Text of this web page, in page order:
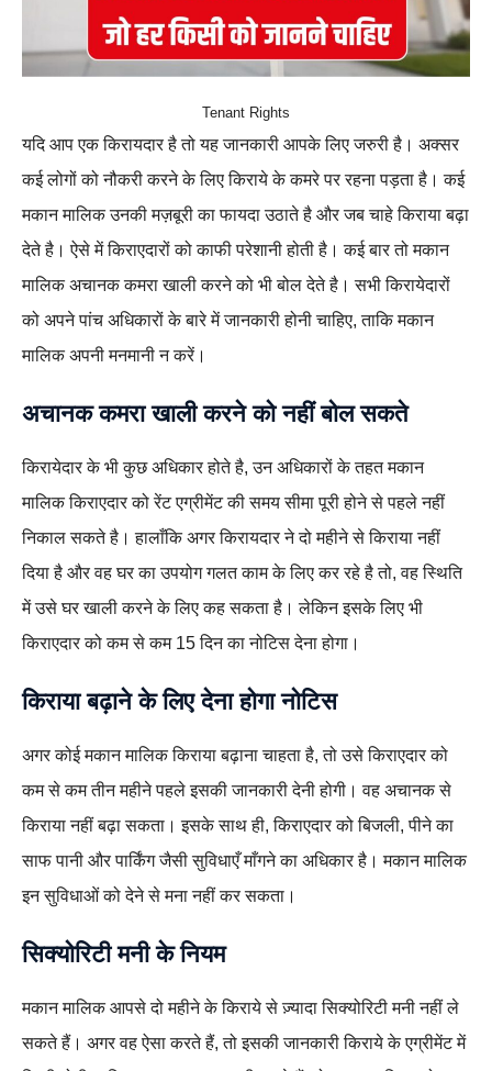
Tenant Rights
यदि आप एक किरायदार है तो यह जानकारी आपके लिए जरुरी है। अक्सर
कई लोगों को नौकरी करने के लिए किराये के कमरे पर रहना पड़ता है। कई
मकान मालिक उनकी मज़बूरी का फायदा उठाते है और जब चाहे किराया बढ़ा
देते है। ऐसे में किराएदारों को काफी परेशानी होती है। कई बार तो मकान
मालिक अचानक कमरा खाली करने को भी बोल देते है। सभी किरायेदारों
को अपने पांच अधिकारों के बारे में जानकारी होनी चाहिए, ताकि मकान
मालिक अपनी मनमानी न करें।
अचानक कमरा खाली करने को नहीं बोल सकते
किरायेदार के भी कुछ अधिकार होते है, उन अधिकारों के तहत मकान
मालिक किराएदार को रेंट एग्रीमेंट की समय सीमा पूरी होने से पहले नहीं
निकाल सकते है। हालाँकि अगर किरायदार ने दो महीने से किराया नहीं
दिया है और वह घर का उपयोग गलत काम के लिए कर रहे है तो, वह स्थिति
में उसे घर खाली करने के लिए कह सकता है। लेकिन इसके लिए भी
किराएदार को कम से कम 15 दिन का नोटिस देना होगा।
किराया बढ़ाने के लिए देना होगा नोटिस
अगर कोई मकान मालिक किराया बढ़ाना चाहता है, तो उसे किराएदार को
कम से कम तीन महीने पहले इसकी जानकारी देनी होगी। वह अचानक से
किराया नहीं बढ़ा सकता। इसके साथ ही, किराएदार को बिजली, पीने का
साफ पानी और पार्किंग जैसी सुविधाएँ माँगने का अधिकार है। मकान मालिक
इन सुविधाओं को देने से मना नहीं कर सकता।
सिक्‍योरिटी मनी के नियम
मकान मालिक आपसे दो महीने के किराये से ज़्यादा सिक्योरिटी मनी नहीं ले
सकते हैं। अगर वह ऐसा करते हैं, तो इसकी जानकारी किराये के एग्रीमेंट में